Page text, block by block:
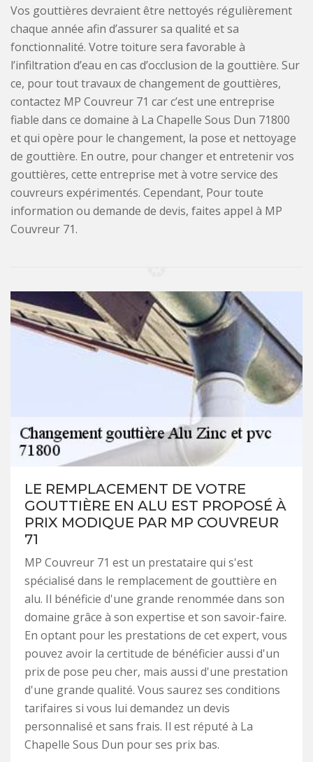
Vos gouttières devraient être nettoyés régulièrement
chaque année afin d’assurer sa qualité et sa
fonctionnalité. Votre toiture sera favorable à
l’infiltration d’eau en cas d’occlusion de la gouttière. Sur
ce, pour tout travaux de changement de gouttières,
contactez MP Couvreur 71 car c’est une entreprise
fiable dans ce domaine à La Chapelle Sous Dun 71800
et qui opère pour le changement, la pose et nettoyage
de gouttière. En outre, pour changer et entretenir vos
gouttières, cette entreprise met à votre service des
couvreurs expérimentés. Cependant, Pour toute
information ou demande de devis, faites appel à MP
Couvreur 71.
LE REMPLACEMENT DE VOTRE
GOUTTIÈRE EN ALU EST PROPOSÉ À
PRIX MODIQUE PAR MP COUVREUR
71
MP Couvreur 71 est un prestataire qui s'est
spécialisé dans le remplacement de gouttière en
alu. Il bénéficie d'une grande renommée dans son
domaine grâce à son expertise et son savoir-faire.
En optant pour les prestations de cet expert, vous
pouvez avoir la certitude de bénéficier aussi d'un
prix de pose peu cher, mais aussi d'une prestation
d'une grande qualité. Vous saurez ses conditions
tarifaires si vous lui demandez un devis
personnalisé et sans frais. Il est réputé à La
Chapelle Sous Dun pour ses prix bas.